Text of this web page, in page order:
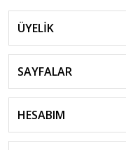
ÜYELİK
SAYFALAR
HESABIM